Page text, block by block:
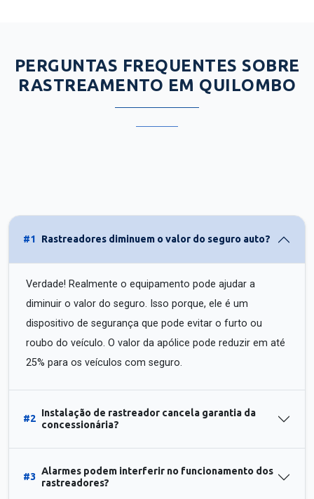
PERGUNTAS FREQUENTES SOBRE
RASTREAMENTO EM QUILOMBO
#1 Rastreadores diminuem o valor do seguro auto?
Verdade! Realmente o equipamento pode ajudar a
diminuir o valor do seguro. Isso porque, ele é um
dispositivo de segurança que pode evitar o furto ou
roubo do veículo. O valor da apólice pode reduzir em até
25% para os veículos com seguro.
#2
Instalação de rastreador cancela garantia da
concessionária?
#3
Alarmes podem interferir no funcionamento dos
rastreadores?